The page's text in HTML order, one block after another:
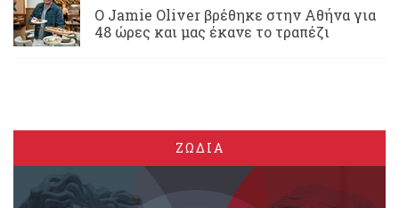
Ο Jamie Oliver βρέθηκε στην Αθήνα για
48 ώρες και μας έκανε το τραπέζι
ΖΩΔΙΑ